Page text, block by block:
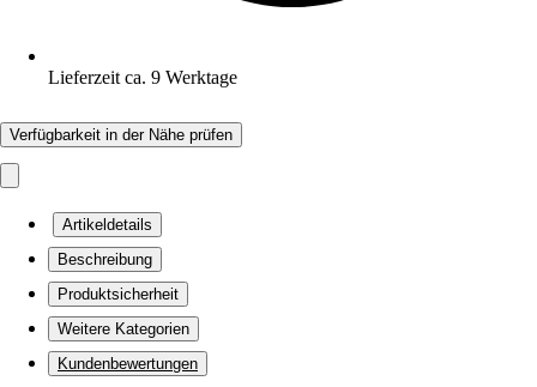
Lieferzeit ca. 9 Werktage
Verfügbarkeit in der Nähe prüfen
Artikeldetails
Beschreibung
Produktsicherheit
Weitere Kategorien
Kundenbewertungen